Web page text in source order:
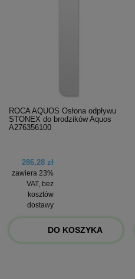
ROCA AQUOS Osłona odpływu
STONEX do brodzików Aquos
A276356100
286,28 zł
zawiera 23%
VAT, bez
kosztów
dostawy
DO KOSZYKA